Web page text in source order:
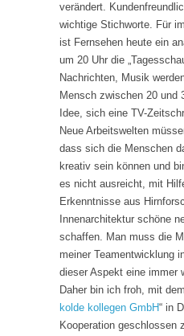
verändert.
wichtige Stichworte. Für
ist Fernsehen heute ein
um 20 Uhr die
Nachrichten, Musik
Mensch zwischen 20 und
Idee, sich eine TV-
Neue Arbeitswelten
dass sich die Menschen
kreativ sein können und
es nicht ausreicht, mit
Erkenntnisse aus
Innenarchitektur schöne
schaffen. Man muss die
meiner Teamentwicklung
dieser Aspekt eine immer
Daher bin ich froh, mit
kolde kollegen GmbH“ in
Kooperation geschlossen